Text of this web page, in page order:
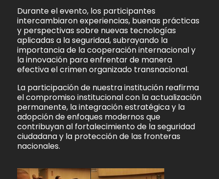
Durante el evento, los participantes
intercambiaron experiencias, buenas prácticas
y perspectivas sobre nuevas tecnologías
aplicadas a la seguridad, subrayando la
importancia de la cooperación internacional y
la innovación para enfrentar de manera
efectiva el crimen organizado transnacional.
La participación de nuestra institución reafirma
el compromiso institucional con la actualización
permanente, la integración estratégica y la
adopción de enfoques modernos que
contribuyan al fortalecimiento de la seguridad
ciudadana y la protección de las fronteras
nacionales.